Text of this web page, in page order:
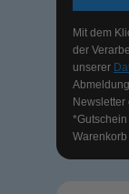
Mit dem
der
unserer
Newsletter